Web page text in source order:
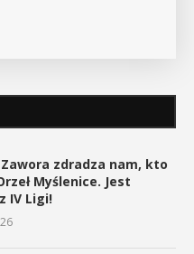
zdradza nam, kto
Myślenice. Jest
IV Ligi!